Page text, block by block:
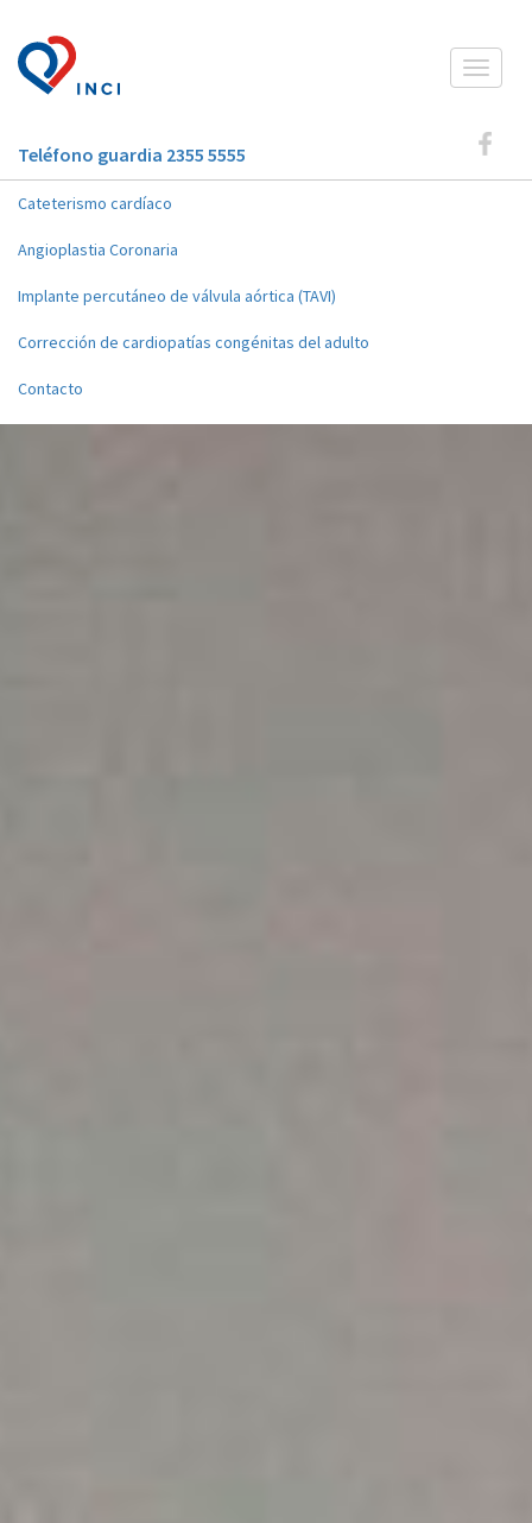
Toggle
Teléfono guardia 2355 5555
Cateterismo cardíaco
Angioplastia Coronaria
Implante percutáneo de válvula aórtica (TAVI)
Corrección de cardiopatías congénitas del adulto
Contacto